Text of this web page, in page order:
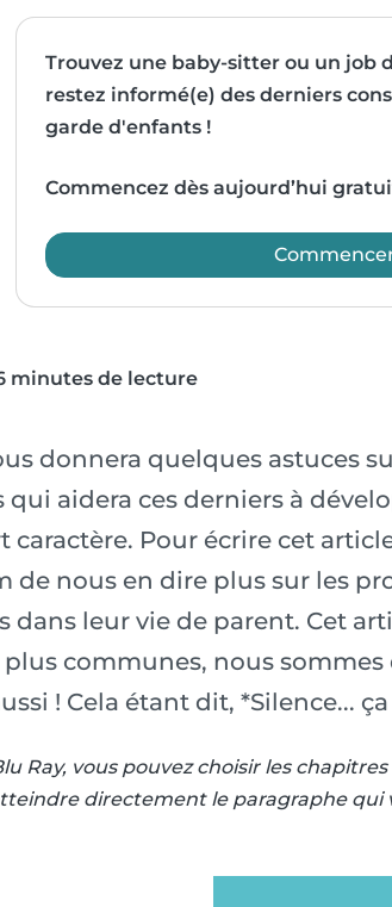
Trouvez une baby-sitter ou un job
restez informé(e) des derniers
garde d'enfants !
Commencez dès aujourd’hui
minutes de lecture
donnera quelques astuces
aidera ces derniers à
caractère. Pour écrire cet
de nous en dire plus sur les
dans leur vie de parent. Cet
plus communes, nous
! Cela étant dit, *Silence...
Ray, vous pouvez choisir les
directement le paragraphe qui